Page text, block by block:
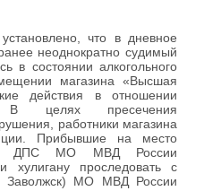
что в дневное
неоднократно судимый
в состоянии алкогольного
магазина «Высшая
действия в отношении
В целях пресечения
работники магазина
Прибывшие на место
ДПС МО МВД России
хулигану проследовать с
МО МВД России